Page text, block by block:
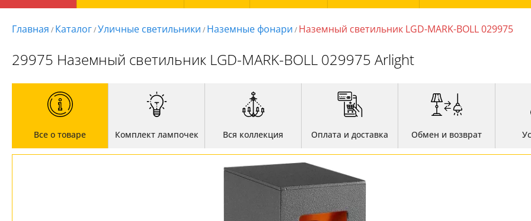
5. Лампочки
7. Трековые системы
Главная
Доставка и оплата
Гарантия
Отзывы
Установка
Стиль
Современный
Магазин
Офис
Главная / Каталог/Уличные светильники / Наземные фонари / Наземный светильник LGD-MARK-BOLL 029975
29975 Наземный светильник LGD-MARK-BOLL 029975 Arlight
Все о товаре Комплект лампочек Вся коллекция Оплата и доставка Обмен и возврат